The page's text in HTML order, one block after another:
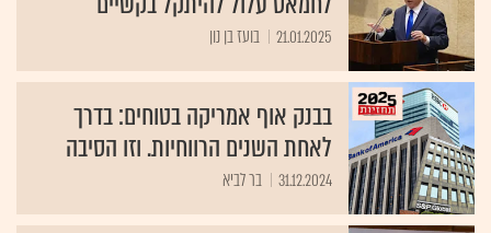
21.01.2025 בועז בן נון
בבנק אוף אמריקה בטוחים: בדרך
לאחת השנים הרווחיות. וזו הסיבה
31.12.2024 בר לביא